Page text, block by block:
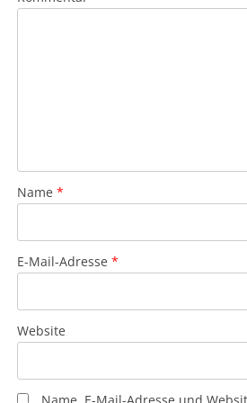
Name *
E-Mail-Adresse *
Website